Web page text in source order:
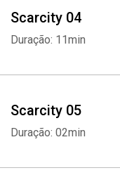
Scarcity 04
Duração: 11min
Scarcity 05
Duração: 02min